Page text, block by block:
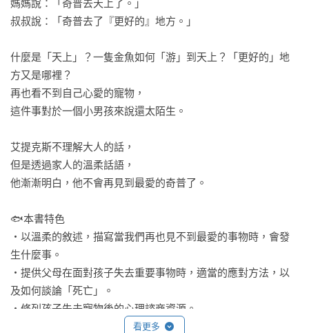
媽媽說：「奇普去天上了。」
叔叔說：「奇普去了『更好的』地方。」
什麼是「天上」？一隻金魚如何「游」到天上？「更好的」地
方又是哪裡？
再也看不到自己心愛的寵物，
這件事對於一個小男孩來說還太陌生。
艾提克斯不理解大人的話，
但是透過家人的溫柔話語，
他漸漸明白，他不會再見到最愛的奇普了。
🐟本書特色
‧以溫柔的敘述，描寫當我們再也見不到最愛的事物時，會發
生什麼事。
‧提供父母在面對孩子失去重要事物時，適當的應對方法，以
及如何談論「死亡」。
‧條列孩子失去寵物後的心理諮商資源。
看更多